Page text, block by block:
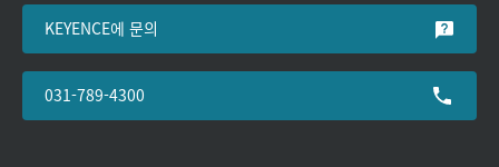
KEYENCE에 문의
031-789-4300